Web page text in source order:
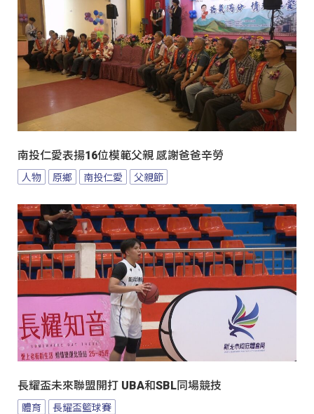
南投仁愛表揚16位模範父親 感謝爸爸辛勞
人物 原鄉 南投仁愛 父親節
長耀盃未來聯盟開打 UBA和SBL同場競技
體育 長耀盃籃球賽